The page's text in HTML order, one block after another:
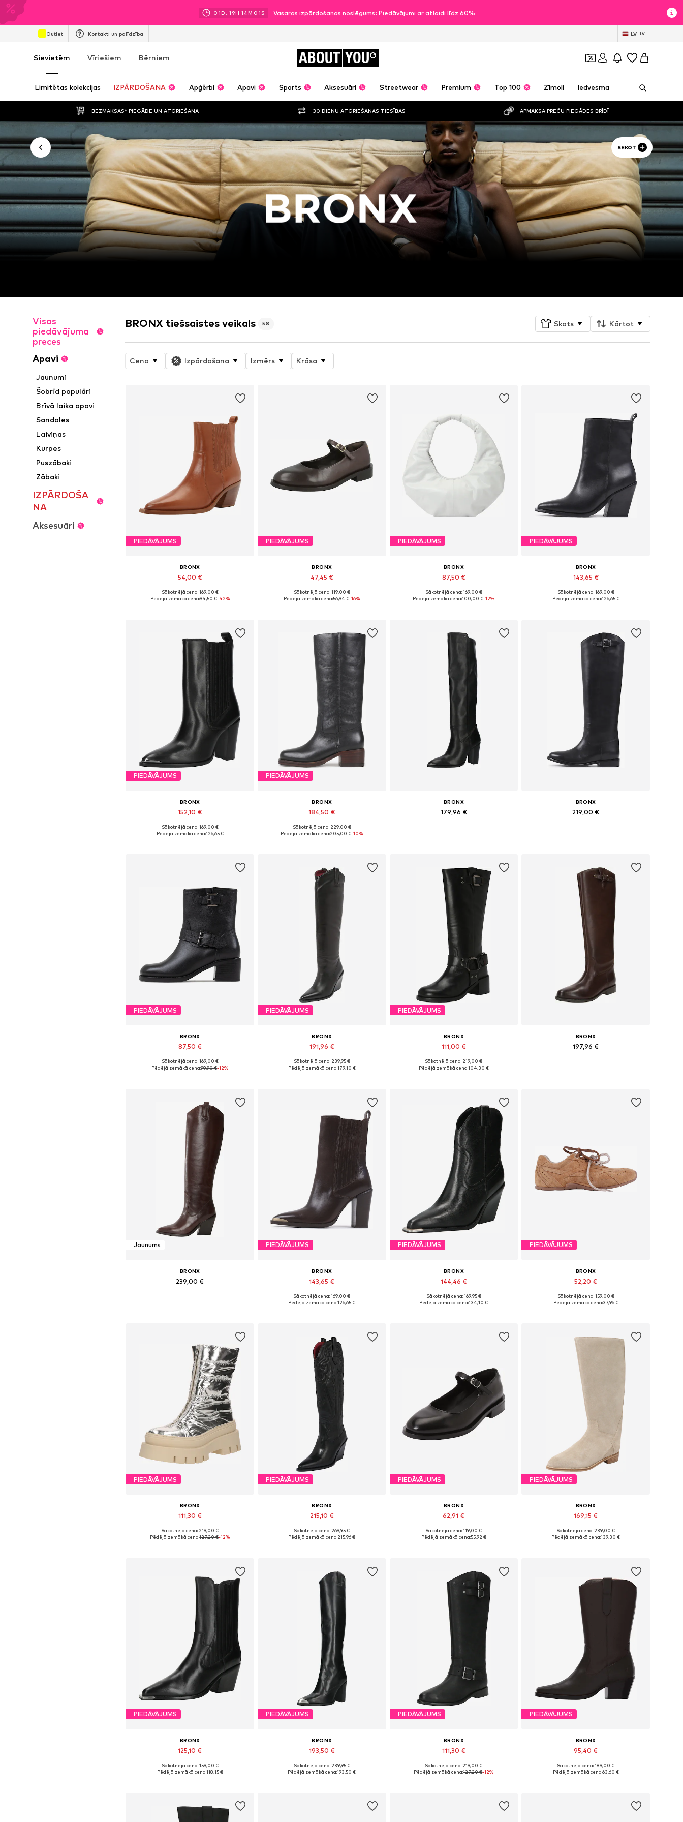
01D. 19H 13M 59 S Vasaras izpārdošanas noslēgums: Piedāvājumi ar atlaidi līdz 60%
Outlet Kontakti un palīdzība LV LV
Sievietēm Vīriešiem Bērniem ABOUT YOU
Limitētas kolekcijas IZPĀRDOŠANA Apģērbi Apavi Sports Aksesuāri Streetwear Premium Top 100 Zīmoli Iedvesma
BEZMAKSAS* PIEGĀDE UN ATGRIEŠANA 30 DIENU ATGRIEŠANAS TIESĪBAS APMAKSA PREČU PIEGĀDES BRĪDĪ
SEKOT
Visas
piedāvājuma
preces
Apavi
Jaunumi
Šobrīd populāri
Brīvā laika apavi
Sandales
Laiviņas
Kurpes
Puszābaki
Zābaki
IZPĀRDOŠA
NA
Aksesuāri
BRONX tiešsaistes veikals 58 Skats Kārtot
Cena Izpārdošana Izmērs Krāsa
PIEDĀVĀJUMS
BRONX
54,00 €
Pieejamie izmēri: 37, 41
Sākotnējā cena: 169,00 €
Pēdējā zemākā cena:94,50 €-42%
PIEDĀVĀJUMS
BRONX
47,45 €
Pieejamie izmēri: 38, 39, 40
Sākotnējā cena: 119,00 €
Pēdējā zemākā cena:56,94 €-16%
PIEDĀVĀJUMS
BRONX
87,50 €
Pieejamie izmēri: One Size
Sākotnējā cena: 169,00 €
Pēdējā zemākā cena:100,00 €-12%
PIEDĀVĀJUMS
BRONX
143,65 €
Pieejamie izmēri: 37, 38, 39, 40, 41, 42
Sākotnējā cena: 169,00 €
Pēdējā zemākā cena:126,65 €
PIEDĀVĀJUMS
BRONX
152,10 €
Pieejams daudzos izmēros
Sākotnējā cena: 169,00 €
Pēdējā zemākā cena:126,65 €
PIEDĀVĀJUMS
BRONX
184,50 €
Pieejamie izmēri: 36, 37, 38, 39, 40, 41
Sākotnējā cena: 229,00 €
Pēdējā zemākā cena:205,00 €-10%
BRONX
179,96 €
BRONX
219,00 €
PIEDĀVĀJUMS
BRONX
87,50 €
Pieejamie izmēri: 37, 38, 40
Sākotnējā cena: 169,00 €
Pēdējā zemākā cena:99,90 €-12%
PIEDĀVĀJUMS
BRONX
191,96 €
Pieejams daudzos izmēros
Sākotnējā cena: 239,95 €
Pēdējā zemākā cena:179,10 €
PIEDĀVĀJUMS
BRONX
111,00 €
Pieejamie izmēri: 37, 38, 39
Sākotnējā cena: 219,00 €
Pēdējā zemākā cena:104,30 €
BRONX
197,96 €
Jaunums
BRONX
239,00 €
PIEDĀVĀJUMS
BRONX
143,65 €
Pieejamie izmēri: 37, 38, 39, 40, 41, 42
Sākotnējā cena: 169,00 €
Pēdējā zemākā cena:126,65 €
PIEDĀVĀJUMS
BRONX
144,46 €
Pieejams daudzos izmēros
Sākotnējā cena: 169,95 €
Pēdējā zemākā cena:134,10 €
PIEDĀVĀJUMS
BRONX
52,20 €
Pieejamie izmēri: 37, 38, 39, 40, 41, 42
Sākotnējā cena: 159,00 €
Pēdējā zemākā cena:37,96 €
PIEDĀVĀJUMS
BRONX
111,30 €
Pieejamie izmēri: 37, 39, 40, 41
Sākotnējā cena: 219,00 €
Pēdējā zemākā cena:127,20 €-12%
PIEDĀVĀJUMS
BRONX
215,10 €
Pieejamie izmēri: 37, 38, 39, 40, 41, 42
Sākotnējā cena: 269,95 €
Pēdējā zemākā cena:215,96 €
PIEDĀVĀJUMS
BRONX
62,91 €
Pieejamie izmēri: 38, 39, 40
Sākotnējā cena: 119,00 €
Pēdējā zemākā cena:55,92 €
PIEDĀVĀJUMS
BRONX
169,15 €
Pieejamie izmēri: 37, 38, 40
Sākotnējā cena: 239,00 €
Pēdējā zemākā cena:139,30 €
PIEDĀVĀJUMS
BRONX
125,10 €
Pieejamie izmēri: 38, 39
Sākotnējā cena: 159,00 €
Pēdējā zemākā cena:118,15 €
PIEDĀVĀJUMS
BRONX
193,50 €
Pieejams daudzos izmēros
Sākotnējā cena: 239,95 €
Pēdējā zemākā cena:193,50 €
PIEDĀVĀJUMS
BRONX
111,30 €
Pieejamie izmēri: 36, 37, 38, 39
Sākotnējā cena: 219,00 €
Pēdējā zemākā cena:127,20 €-12%
PIEDĀVĀJUMS
BRONX
95,40 €
Pieejamie izmēri: 39, 40
Sākotnējā cena: 189,00 €
Pēdējā zemākā cena:63,60 €